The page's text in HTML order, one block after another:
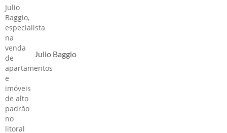
Julio Baggio